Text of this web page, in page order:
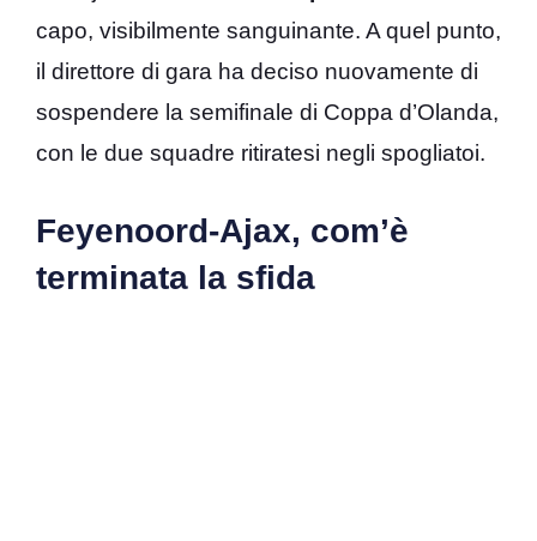
capo, visibilmente sanguinante. A quel punto,
il direttore di gara ha deciso nuovamente di
sospendere la semifinale di Coppa d’Olanda,
con le due squadre ritiratesi negli spogliatoi.
Feyenoord-Ajax, com’è
terminata la sfida